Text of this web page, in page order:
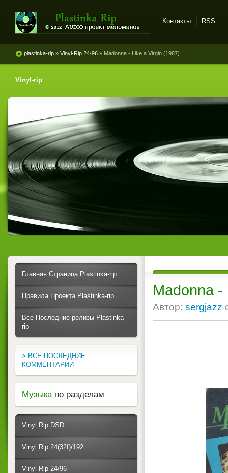
винила и магнитоальбомов
Контакты RSS
plastinka-rip » Vinyl-Rip 24-96 » Madonna - Like a Virgin (1987)
Vinyl-rip
Madonna -
Автор: sergjazz
Главная Страница Plastinka-rip
Правила Проекта Plastinka-rip
Все Последние релизы Plastinka-
rip
> ВСЕ ПОСЛЕДНИЕ
КОММЕНТАРИИ
Музыка по разделам
Vinyl Rip DSD
Vinyl Rip 24(32f)/192
Vinyl Rip 24/96